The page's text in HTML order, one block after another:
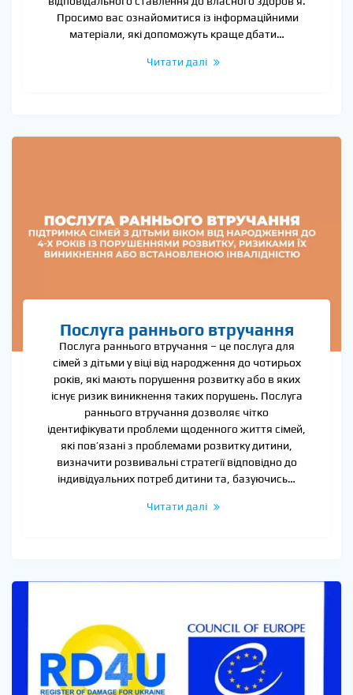
Просимо вас ознайомитися із інформаційними
матеріали, які допоможуть краще дбати…
Читати далі
Послуга раннього втручання
Послуга раннього втручання – це послуга для
сімей з дітьми у віці від народження до чотирьох
років, які мають порушення розвитку або в яких
існує ризик виникнення таких порушень. Послуга
раннього втручання дозволяє чітко
ідентифікувати проблеми щоденного життя сімей,
які пов’язані з проблемами розвитку дитини,
визначити розвивальні стратегії відповідно до
індивідуальних потреб дитини та, базуючись…
Читати далі